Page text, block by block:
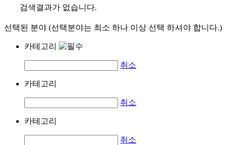
검색결과가 없습니다.
선택된 분야 (선택분야는 최소 하나 이상 선택 하셔야 합니다.)
카테고리
취소
카테고리
취소
카테고리
취소